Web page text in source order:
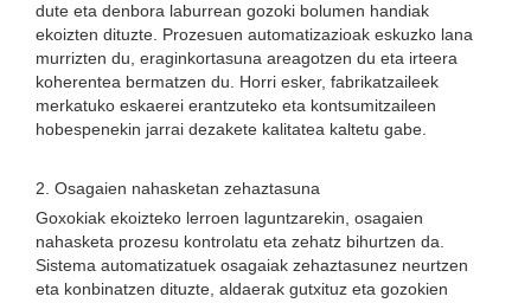
dute eta denbora laburrean gozoki bolumen handiak
ekoizten dituzte. Prozesuen automatizazioak eskuzko lana
murrizten du, eraginkortasuna areagotzen du eta irteera
koherentea bermatzen du. Horri esker, fabrikatzaileek
merkatuko eskaerei erantzuteko eta kontsumitzaileen
hobespenekin jarrai dezakete kalitatea kaltetu gabe.
2. Osagaien nahasketan zehaztasuna
Goxokiak ekoizteko lerroen laguntzarekin, osagaien
nahasketa prozesu kontrolatu eta zehatz bihurtzen da.
Sistema automatizatuek osagaiak zehaztasunez neurtzen
eta konbinatzen dituzte, aldaerak gutxituz eta gozokien